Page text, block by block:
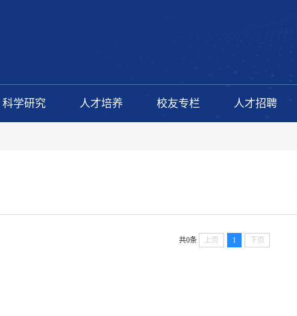
科学研究 人才培养 校友专栏 人才招聘
共0条 上页 1 下页